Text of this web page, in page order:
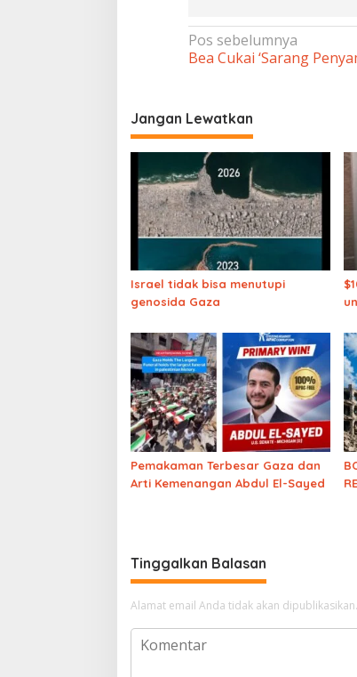
Navigasi
pos
Pos sebelumnya
Bea Cukai ‘Sarang
Jangan Lewatkan
Israel tidak bisa menutupi
genosida Gaza
Pemakaman Terbesar Gaza dan
Arti Kemenangan Abdul El-Sayed
Tinggalkan Balasan
Alamat email Anda tidak akan dipublikasikan.